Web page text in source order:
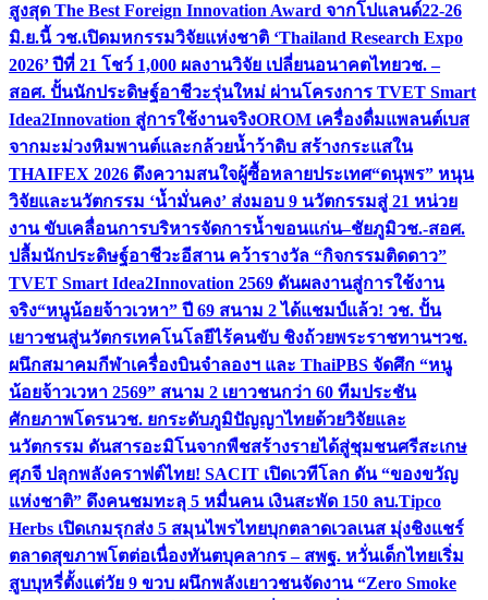
สูงสุด The Best Foreign Innovation Award จากโปแลนด์22-26
มิ.ย.นี้ วช.เปิดมหกรรมวิจัยแห่งชาติ ‘Thailand Research Expo
2026’ ปีที่ 21 โชว์ 1,000 ผลงานวิจัย เปลี่ยนอนาคตไทยวช. –
สอศ. ปั้นนักประดิษฐ์อาชีวะรุ่นใหม่ ผ่านโครงการ TVET Smart
Idea2Innovation สู่การใช้งานจริงOROM เครื่องดื่มแพลนต์เบส
จากมะม่วงหิมพานต์และกล้วยน้ำว้าดิบ สร้างกระแสใน
THAIFEX 2026 ดึงความสนใจผู้ซื้อหลายประเทศ“ดนุพร” หนุน
วิจัยและนวัตกรรม ‘น้ำมั่นคง’ ส่งมอบ 9 นวัตกรรมสู่ 21 หน่วย
งาน ขับเคลื่อนการบริหารจัดการน้ำขอนแก่น–ชัยภูมิวช.-สอศ.
ปลื้มนักประดิษฐ์อาชีวะอีสาน คว้ารางวัล “กิจกรรมติดดาว”
TVET Smart Idea2Innovation 2569 ดันผลงานสู่การใช้งาน
จริง“หนูน้อยจ้าวเวหา” ปี 69 สนาม 2 ได้แชมป์แล้ว! วช. ปั้น
เยาวชนสู่นวัตกรเทคโนโลยีไร้คนขับ ชิงถ้วยพระราชทานฯวช.
ผนึกสมาคมกีฬาเครื่องบินจำลองฯ และ ThaiPBS จัดศึก “หนู
น้อยจ้าวเวหา 2569” สนาม 2 เยาวชนกว่า 60 ทีมประชัน
ศักยภาพโดรนวช. ยกระดับภูมิปัญญาไทยด้วยวิจัยและ
นวัตกรรม ดันสารอะมิโนจากพืชสร้างรายได้สู่ชุมชนศรีสะเกษ
ศุภจี ปลุกพลังคราฟต์ไทย! SACIT เปิดเวทีโลก ดัน “ของขวัญ
แห่งชาติ” ดึงคนชมทะลุ 5 หมื่นคน เงินสะพัด 150 ลบ.Tipco
Herbs เปิดเกมรุกส่ง 5 สมุนไพรไทยบุกตลาดเวลเนส มุ่งชิงแชร์
ตลาดสุขภาพโตต่อเนื่องทันตบุคลากร – สพฐ. หวั่นเด็กไทยเริ่ม
สูบบุหรี่ตั้งแต่วัย 9 ขวบ ผนึกพลังเยาวชนจัดงาน “Zero Smoke